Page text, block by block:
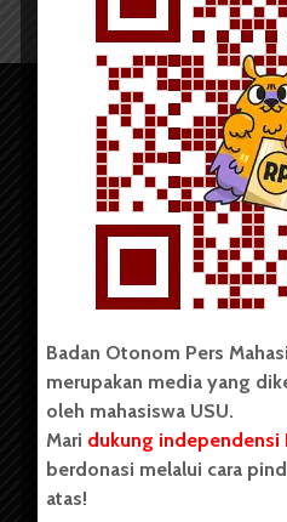
Copyright © 2023. All rights
Badan Otonom Pers Mahasiswa
pers mahasiswa yang berdiri di
secara mandiri oleh mahasiswa
(USU). Sebelumnya BOPM
Unit Kegiatan Mahasiswa (UKM)
Badan Otonom Pers
merupakan media yang
oleh mahasiswa USU.
Mari dukung independensi
berdonasi melalui cara
atas!